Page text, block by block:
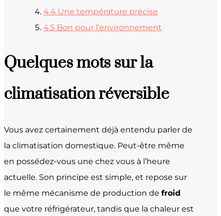
4.4 Une température précise
4.5 Bon pour l’environnement
Quelques mots sur la
climatisation réversible
Vous avez certainement déjà entendu parler de
la climatisation domestique. Peut-être même
en possédez-vous une chez vous à l’heure
actuelle. Son principe est simple, et repose sur
le même mécanisme de production de froid
que votre réfrigérateur, tandis que la chaleur est